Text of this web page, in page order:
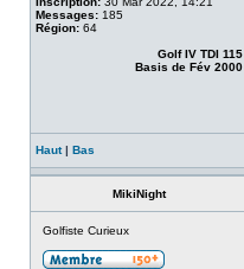
Messages: 185
Région: 64
Golf IV TDI 115
Basis de Fév 2000
Haut| Bas
MikiNight
Golfiste Curieux